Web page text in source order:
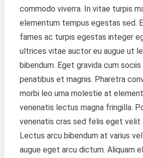
commodo viverra. In vitae turpis
elementum tempus egestas sed.
fames ac turpis egestas integer
ultrices vitae auctor eu augue ut
bibendum. Eget gravida cum
penatibus et magnis. Pharetra
morbi leo urna molestie at
venenatis lectus magna fringilla.
venenatis cras sed felis eget velit
Lectus arcu bibendum at varius
augue eget arcu dictum. Aliquam